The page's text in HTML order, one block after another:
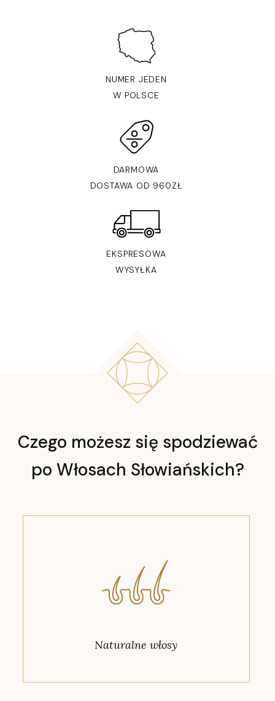
NUMER JEDEN
W POLSCE
DARMOWA
DOSTAWA OD 960ZŁ
EKSPRESOWA
WYSYŁKA
Czego możesz się spodziewać
po Włosach Słowiańskich?
Naturalne włosy